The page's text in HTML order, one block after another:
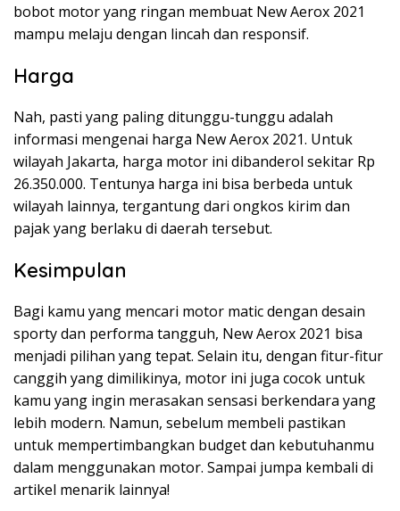
bobot motor yang ringan membuat New Aerox 2021
mampu melaju dengan lincah dan responsif.
Harga
Nah, pasti yang paling ditunggu-tunggu adalah
informasi mengenai harga New Aerox 2021. Untuk
wilayah Jakarta, harga motor ini dibanderol sekitar Rp
26.350.000. Tentunya harga ini bisa berbeda untuk
wilayah lainnya, tergantung dari ongkos kirim dan
pajak yang berlaku di daerah tersebut.
Kesimpulan
Bagi kamu yang mencari motor matic dengan desain
sporty dan performa tangguh, New Aerox 2021 bisa
menjadi pilihan yang tepat. Selain itu, dengan fitur-fitur
canggih yang dimilikinya, motor ini juga cocok untuk
kamu yang ingin merasakan sensasi berkendara yang
lebih modern. Namun, sebelum membeli pastikan
untuk mempertimbangkan budget dan kebutuhanmu
dalam menggunakan motor. Sampai jumpa kembali di
artikel menarik lainnya!